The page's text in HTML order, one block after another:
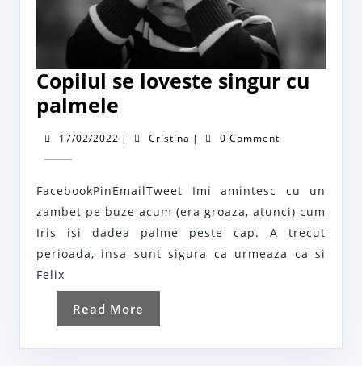
Copilul se loveste singur cu
palmele
se
loveste
cu
palmele
17/02/2022 17/02/2022
| Cristina Cristina
| 0 Comment
FacebookPinEmailTweet Imi amintesc cu un
zambet pe buze acum (era groaza, atunci) cum
Iris isi dadea palme peste cap. A trecut
perioada, insa sunt sigura ca urmeaza ca si
Felix
Read More
More